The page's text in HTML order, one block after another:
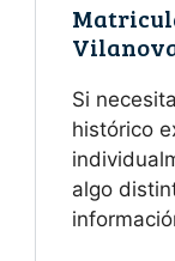
Si
histórico
algo